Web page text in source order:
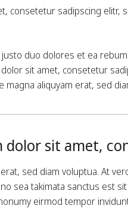
consetetur sadipscing
duo dolores et ea
sit amet, consetetur
aliquyam erat, sed
dolor sit amet,
sed diam voluptua. At
sea takimata sanctus est
eirmod tempor
Produkten und
Kunden und
so!